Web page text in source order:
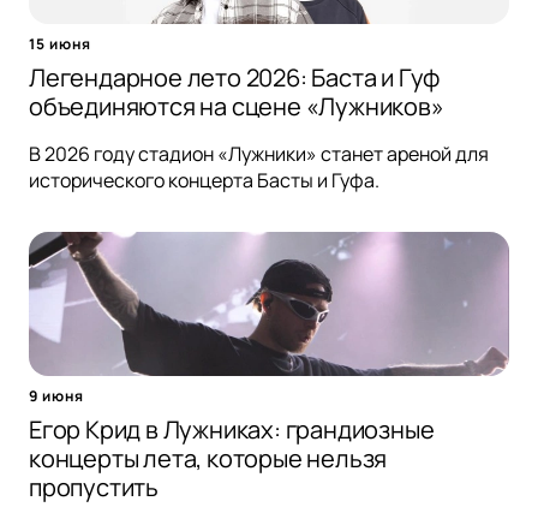
15 июня
Легендарное лето 2026: Баста и Гуф
объединяются на сцене «Лужников»
В 2026 году стадион «Лужники» станет ареной для
исторического концерта Басты и Гуфа.
9 июня
Егор Крид в Лужниках: грандиозные
концерты лета, которые нельзя
пропустить